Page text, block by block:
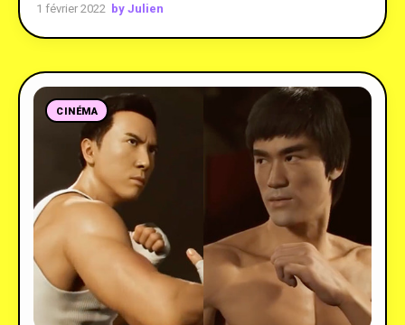
1 février 2022 by Julien
CINÉMA